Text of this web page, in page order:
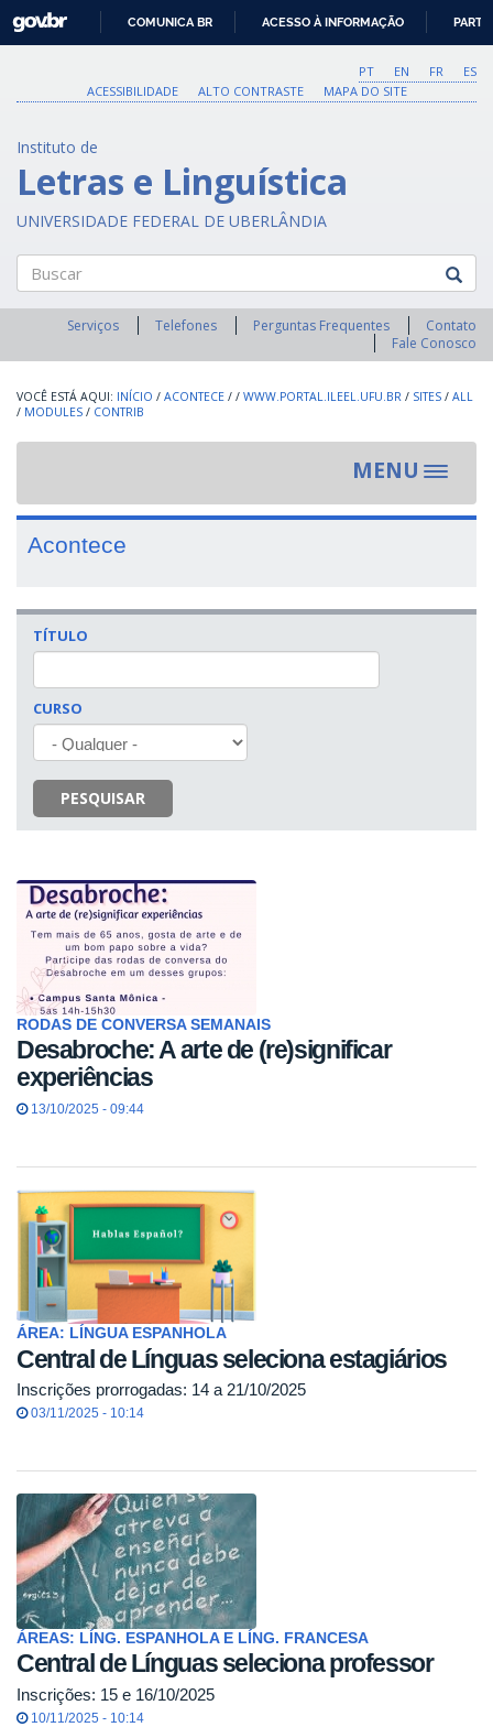
O
CONTEÚDO
GOVBR
COMUNICA BR ACESSO À INFORMAÇÃO
PT EN FR
ES
ACESSIBILIDADE
ALTO CONTRASTE MAPA DO SITE
Instituto de
Letras e Linguística
UNIVERSIDADE FEDERAL DE UBERLÂNDIA
Buscar
Serviços Telefones Perguntas Frequentes
Contato
Fale Conosco
INÍCIO / ACONTECE / / WWW.PORTAL.ILEEL.UFU.BR / SITES / ALL
/ MODULES / CONTRIB
MENU
Toggle
Acontece
TÍTULO
CURSO
PESQUISAR
RODAS DE CONVERSA SEMANAIS
Desabroche: A arte de (re)significar
experiências
13/10/2025 - 09:44
ÁREA: LÍNGUA ESPANHOLA
Central de Línguas seleciona estagiários
Inscrições prorrogadas: 14 a 21/10/2025
03/11/2025 - 10:14
ÁREAS: LÍNG. ESPANHOLA E LÍNG. FRANCESA
Central de Línguas seleciona professor
Inscrições: 15 e 16/10/2025
10/11/2025 - 10:14